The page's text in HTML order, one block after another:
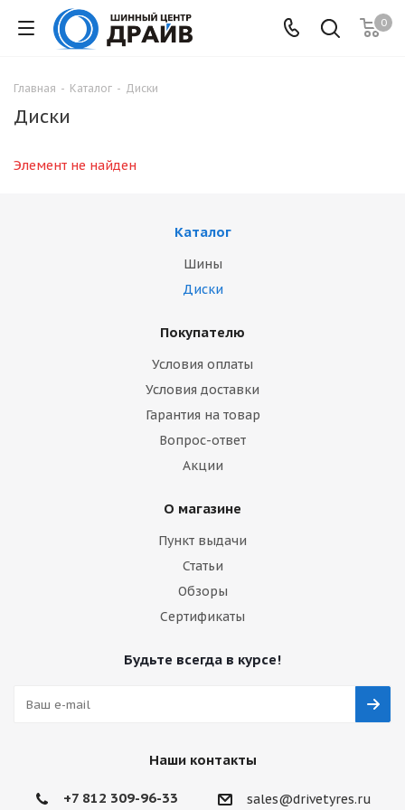
0
Главная - Каталог - Диски
Диски
Элемент не найден
Каталог
Шины
Диски
Покупателю
Условия оплаты
Условия доставки
Гарантия на товар
Вопрос-ответ
Акции
О магазине
Пункт выдачи
Статьи
Обзоры
Сертификаты
Будьте всегда в курсе!
Наши контакты
+7 812 309-96-33 sales@drivetyres.ru